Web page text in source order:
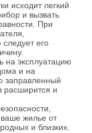
исходит легкий
и вызвать
При
его
на эксплуатацию
и на
заправленный
расширится и
ваше жилье от
и близких.